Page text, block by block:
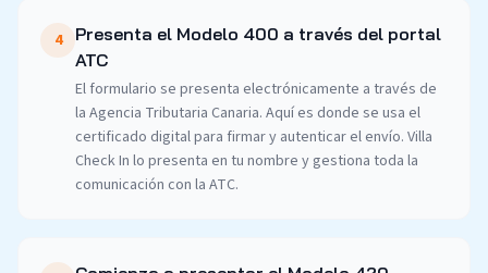
4
Presenta el Modelo 400 a través del portal
ATC
El formulario se presenta electrónicamente a través de
la Agencia Tributaria Canaria. Aquí es donde se usa el
certificado digital para firmar y autenticar el envío. Villa
Check In lo presenta en tu nombre y gestiona toda la
comunicación con la ATC.